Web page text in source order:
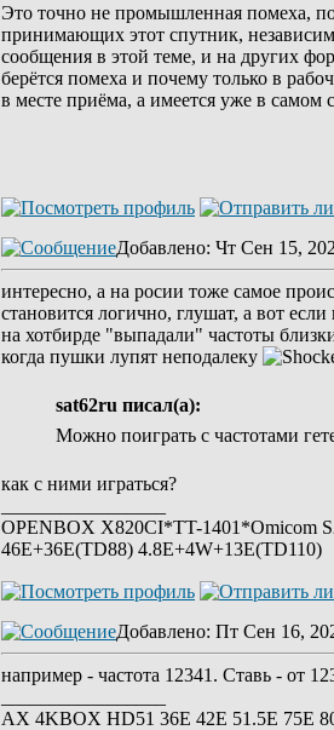
Это точно не промышленная помеха,
принимающих этот спутник,
сообщения в этой теме, и на других
берётся помеха и почему только в
в месте приёма, а имеется уже в самом
Добавлено: Чт Сен 15,
интересно, а на росии тоже самое
становится логично, глушат, а вот
на хотбирде "выпадали" частоты
когда пушки лупят неподалеку
sat62ru писал(а):
Можно поиграть с частотами
как с ними играться?
OPENBOX X820CI*TT-1401*Omicom
46E+36E(TD88) 4.8E+4W+13E(TD110)
Добавлено: Пт Сен 16,
например - частота 12341. Ставь - от
АХ 4KBOX HD51 36E 42Е 51.5Е 75Е